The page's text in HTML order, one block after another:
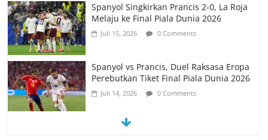
Spanyol Singkirkan Prancis 2-0, La Roja
Melaju ke Final Piala Dunia 2026
Juli 15, 2026 0 Comments
Spanyol vs Prancis, Duel Raksasa Eropa
Perebutkan Tiket Final Piala Dunia 2026
Juli 14, 2026 0 Comments
Memanfaatkan Artificial Intelligence